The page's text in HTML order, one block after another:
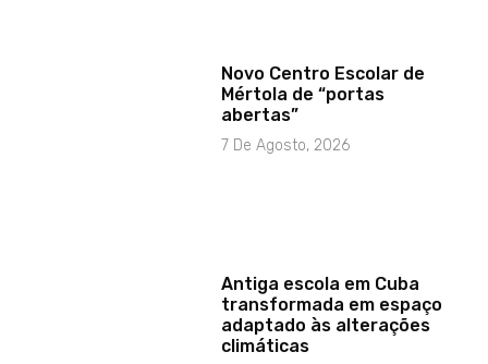
Novo Centro Escolar de
Mértola de “portas
abertas”
7 De Agosto, 2026
Antiga escola em Cuba
transformada em espaço
adaptado às alterações
climáticas